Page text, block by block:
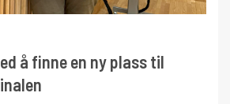
å finne en ny plass til